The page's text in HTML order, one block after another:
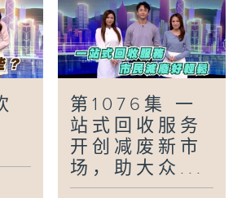
第1076集 一
站式回收服务
开创减废新市
场，助大众...